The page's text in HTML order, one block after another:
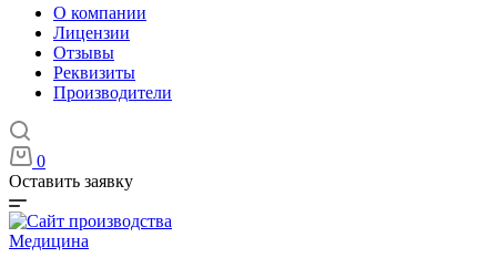
О компании
Лицензии
Отзывы
Реквизиты
Производители
0
Оставить заявку
Медицина